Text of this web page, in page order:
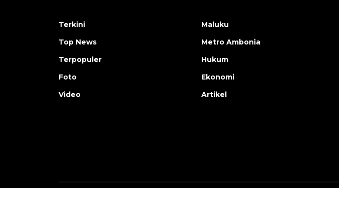
Terkini
Top News
Terpopuler
Foto
Video
Maluku
Metro Ambonia
Hukum
Ekonomi
Artikel